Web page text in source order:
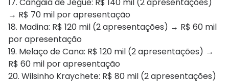
17. Cangaia de Jegue: R$ 140 mil (2 apresentações)
→ R$ 70 mil por apresentação
18. Madina: R$ 120 mil (2 apresentações) → R$ 60 mil
por apresentação
19. Melaço de Cana: R$ 120 mil (2 apresentações) →
R$ 60 mil por apresentação
20. Wilsinho Kraychete: R$ 80 mil (2 apresentações)